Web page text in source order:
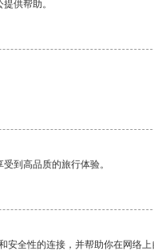
供帮助。
到高品质的旅行体验。
全性的连接，并帮助你在网络上